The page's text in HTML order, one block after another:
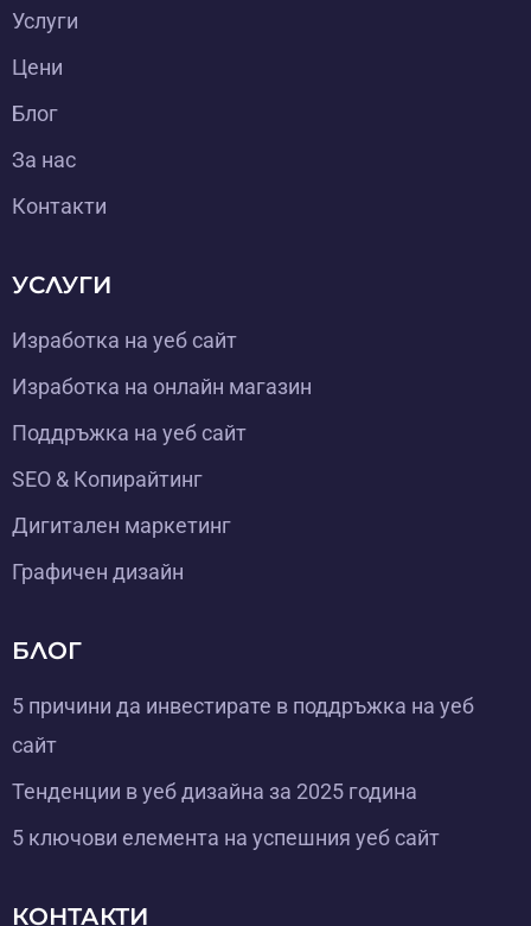
Услуги
Цени
Блог
За нас
Контакти
УСЛУГИ
Изработка на уеб сайт
Изработка на онлайн магазин
Поддръжка на уеб сайт
SEO & Копирайтинг
Дигитален маркетинг
Графичен дизайн
БЛОГ
5 причини да инвестирате в поддръжка на уеб
сайт
Тенденции в уеб дизайна за 2025 година
5 ключови елемента на успешния уеб сайт
КОНТАКТИ